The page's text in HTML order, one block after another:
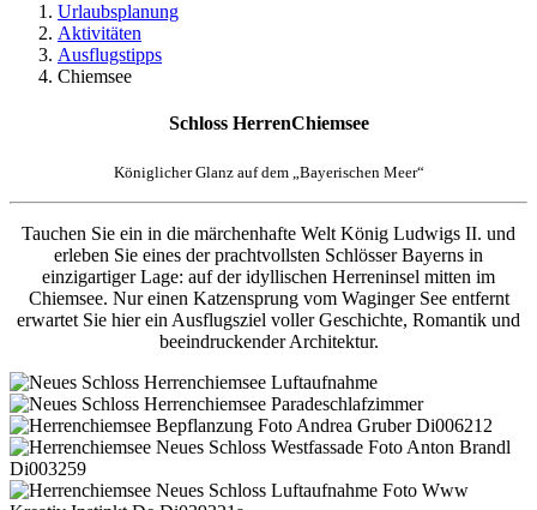
Urlaubsplanung
Aktivitäten
Ausflugstipps
Chiemsee
Schloss HerrenChiemsee
Königlicher Glanz auf dem „Bayerischen Meer“
Tauchen Sie ein in die märchenhafte Welt König Ludwigs II. und
erleben Sie eines der prachtvollsten Schlösser Bayerns in
einzigartiger Lage: auf der idyllischen Herreninsel mitten im
Chiemsee. Nur einen Katzensprung vom Waginger See entfernt
erwartet Sie hier ein Ausflugsziel voller Geschichte, Romantik und
beeindruckender Architektur.